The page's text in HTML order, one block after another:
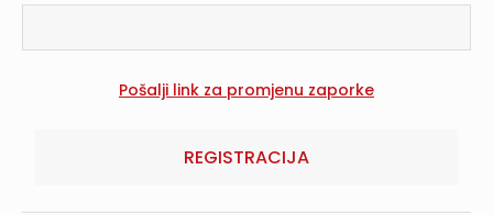
REGISTRACIJA